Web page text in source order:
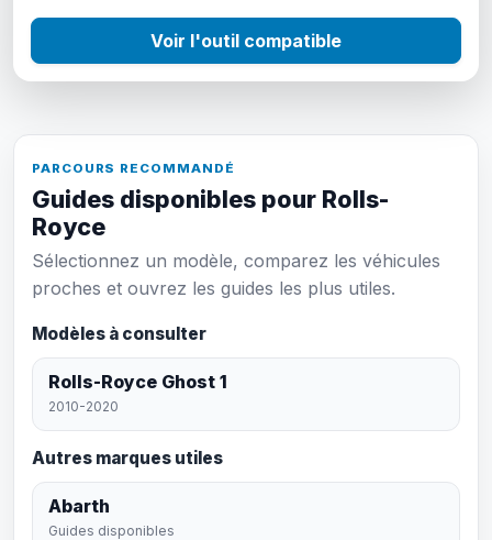
Voir l'outil compatible
PARCOURS RECOMMANDÉ
Guides disponibles pour Rolls-
Royce
Sélectionnez un modèle, comparez les véhicules
proches et ouvrez les guides les plus utiles.
Modèles à consulter
Rolls-Royce Ghost 1
2010-2020
Autres marques utiles
Abarth
Guides disponibles